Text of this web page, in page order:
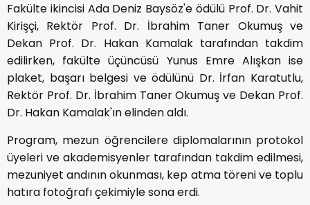
Fakülte ikincisi Ada Deniz Baysöz'e ödülü Prof. Dr. Vahit
Kirişçi, Rektör Prof. Dr. İbrahim Taner Okumuş ve
Dekan Prof. Dr. Hakan Kamalak tarafından takdim
edilirken, fakülte üçüncüsü Yunus Emre Alışkan ise
plaket, başarı belgesi ve ödülünü Dr. İrfan Karatutlu,
Rektör Prof. Dr. İbrahim Taner Okumuş ve Dekan Prof.
Dr. Hakan Kamalak'ın elinden aldı.
Program, mezun öğrencilere diplomalarının protokol
üyeleri ve akademisyenler tarafından takdim edilmesi,
mezuniyet andının okunması, kep atma töreni ve toplu
hatıra fotoğrafı çekimiyle sona erdi.